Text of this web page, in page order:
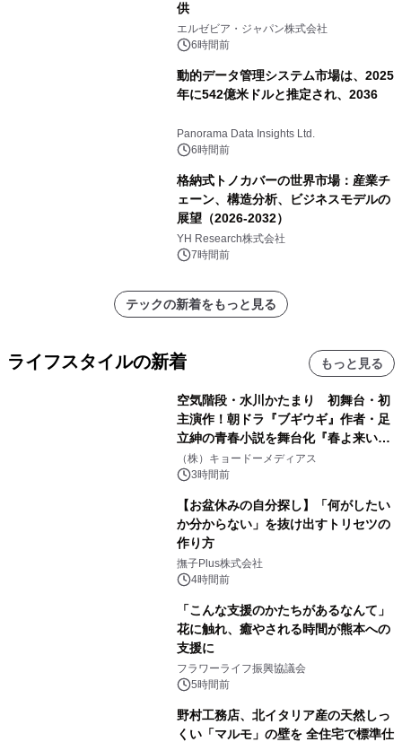
供
エルゼビア・ジャパン株式会社
6時間前
動的データ管理システム市場は、2025
年に542億米ドルと推定され、2036
Panorama Data Insights Ltd.
6時間前
格納式トノカバーの世界市場：産業チ
ェーン、構造分析、ビジネスモデルの
展望（2026-2032）
YH Research株式会社
7時間前
テックの新着をもっと見る
ライフスタイルの新着 もっと見る
空気階段・水川かたまり 初舞台・初
主演作！朝ドラ『ブギウギ』作者・足
立紳の青春小説を舞台化『春よ来い、
マジで来い』キービジュアル解禁！
（株）キョードーメディアス
3時間前
【お盆休みの自分探し】「何がしたい
か分からない」を抜け出すトリセツの
作り方
撫子Plus株式会社
4時間前
「こんな支援のかたちがあるなんて」
花に触れ、癒やされる時間が熊本への
支援に
フラワーライフ振興協議会
5時間前
野村工務店、北イタリア産の天然しっ
くい「マルモ」の壁を 全住宅で標準仕